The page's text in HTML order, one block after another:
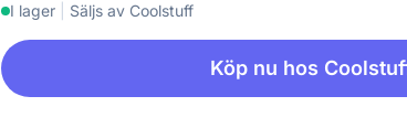
I lager Säljs av Coolstuff
Köp nu hos